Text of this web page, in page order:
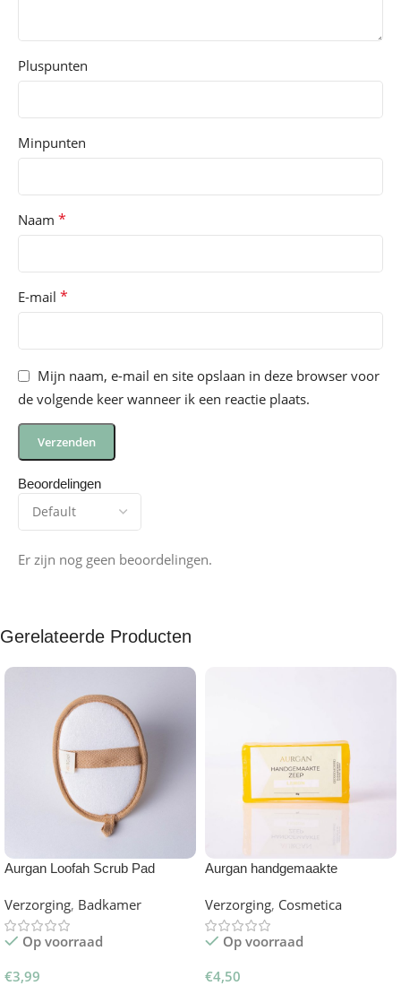
Beoordelingen
Er zijn nog geen beoordelingen.
Pluspunten
Minpunten
Naam *
E-mail *
Mijn naam, e-mail en site opslaan in deze browser voor
de volgende keer wanneer ik een reactie plaats.
Gerelateerde Producten
Aurgan Loofah Scrub Pad
Verzorging, Badkamer
Op voorraad
€3,99
Aurgan handgemaakte
Verzorging, Cosmetica
Op voorraad
€4,50